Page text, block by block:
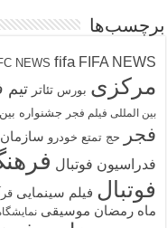
برچسب‌ها
NEWS fifa FIFA NEWS
مرکزی بورس تئاتر تیم
بین المللی فیلم فجر جشنواره
فجر
حج تمتع خودرو
فدراسیون فوتبال
فوتبال فیلم سینمایی
ماه رمضان موسیقی